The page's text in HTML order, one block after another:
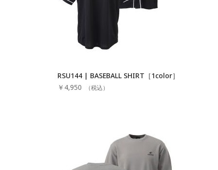
RSU144 | BASEBALL SHIRT［1color］
￥4,950
（税込）